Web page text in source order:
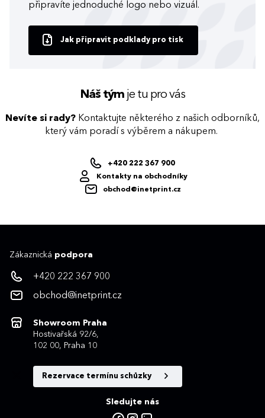
připravíte jednoduché logo nebo vizuál.
Jak připravit podklady pro tisk
Náš týmje tu pro vás
Nevíte si rady? Kontaktujte některého z našich odborníků,
který vám poradí s výběrem a nákupem.
+420 222 367 900
Kontakty na obchodníky
obchod@inetprint.cz
Zákaznická podpora
+420 222 367 900
obchod@inetprint.cz
Showroom Praha
Hostivařská 92/6,
102 00, Praha 10
Rezervace termínu schůzky
Sledujte nás